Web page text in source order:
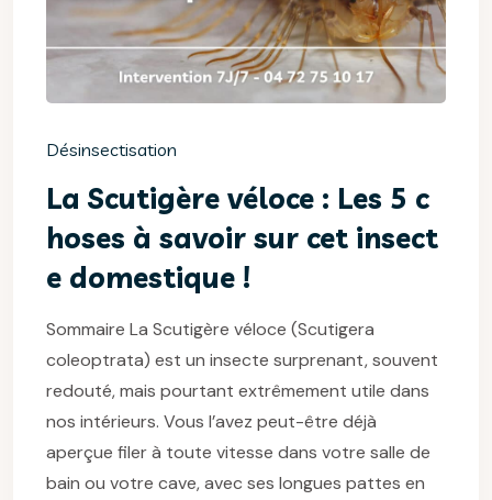
Désinsectisation
La Scutigère véloce : Les 5 c
hoses à savoir sur cet insect
e domestique !
Sommaire La Scutigère véloce (Scutigera
coleoptrata) est un insecte surprenant, souvent
redouté, mais pourtant extrêmement utile dans
nos intérieurs. Vous l’avez peut-être déjà
aperçue filer à toute vitesse dans votre salle de
bain ou votre cave, avec ses longues pattes en